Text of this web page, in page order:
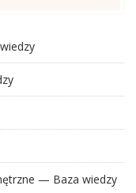
— Baza wiedzy